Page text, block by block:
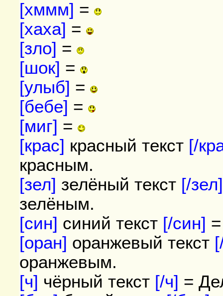
[хммм] =
[хаха] =
[зло] =
[шок] =
[улыб] =
[бебе] =
[миг] =
[крас] красный текст [/
красным.
[зел] зелёный текст [/
зелёным.
[син] синий текст [/син]
[оран] оранжевый текст
оранжевым.
[ч] чёрный текст [/ч] =